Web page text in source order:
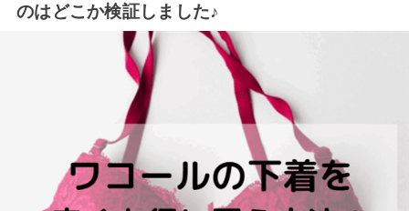
のはどこか検証しました♪